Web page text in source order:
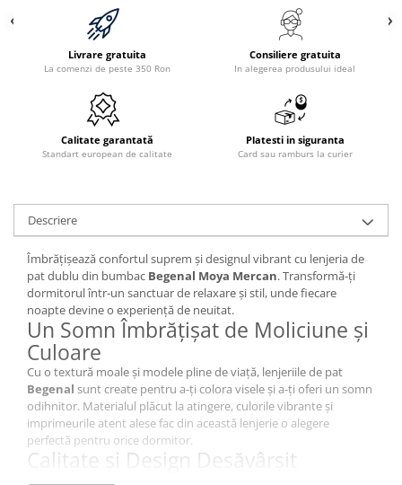
Livrare gratuita
La comenzi de peste 350 Ron
Consiliere gratuita
In alegerea produsului ideal
Calitate garantată
Standart european de calitate
Platesti in siguranta
Card sau ramburs la curier
Descriere
Îmbrățișează confortul suprem și designul vibrant cu lenjeria de
pat dublu din bumbac Begenal Moya Mercan. Transformă-ți
dormitorul într-un sanctuar de relaxare și stil, unde fiecare
noapte devine o experiență de neuitat.
Un Somn Îmbrățișat de Moliciune și
Culoare
Cu o textură moale și modele pline de viață, lenjeriile de pat
Begenal sunt create pentru a-ți colora visele și a-ți oferi un somn
odihnitor. Materialul plăcut la atingere, culorile vibrante și
imprimeurile atent alese fac din această lenjerie o alegere
perfectă pentru orice dormitor.
Calitate și Design Desăvârșit